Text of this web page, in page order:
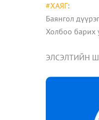
#ХАЯГ:
Баянгол
Холбоо барих
ЭЛСЭЛТИЙН